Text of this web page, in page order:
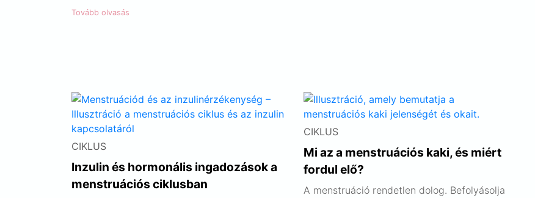
Tovább olvasás
CIKLUS
Inzulin és hormonális ingadozások a
menstruációs ciklusban
CIKLUS
Mi az a menstruációs kaki, és miért
fordul elő?
A menstruáció rendetlen dolog. Befolyásolja